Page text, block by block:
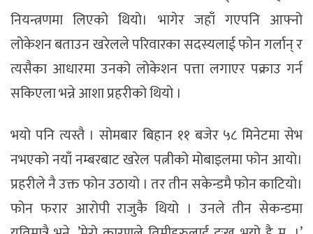
नियन्त्रणमा लिएको थियो। भागेर जहाँ गएपनि आफ्नो
लोकेशन बताउन खरेलले परिवारका सदस्यलाई फोन गर्लान् र
त्यसैका आधारमा उनको लोकेशन पत्ता लगाएर पक्राउ गर्न
सकिएला भन्ने आशा प्रहरीको थियो ।
भयो पनि त्यस्तै । सोमबार बिहान ११ बजेर ५८ मिनेटमा सेभ
नभएको नयाँ नम्बरबाट खरेल पत्नीको मोबाइलमा फोन आयो।
प्रहरीले नै उक्त फोन उठायो । तर तीन सकेन्डमै फोन काटियो।
फोन फरार आरोपी राजुकै थियो । उनले तीन सेकन्डमा